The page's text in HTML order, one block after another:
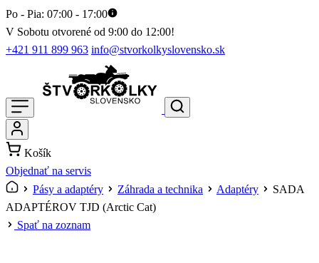
Po - Pia: 07:00 - 17:00
V Sobotu otvorené od 9:00 do 12:00!
+421 911 899 963 info@stvorkolkyslovensko.sk
Košík
Objednať na servis
Pásy a adaptéry
Záhrada a technika Adaptéry
SADA
ADAPTÉROV TJD (Arctic Cat)
Spať na zoznam